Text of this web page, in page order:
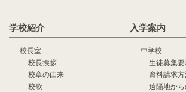
学校紹介
校長室
校長挨拶
校章の由来
校歌
入学案内
中学校
生徒募集
資料請求
遠隔地か